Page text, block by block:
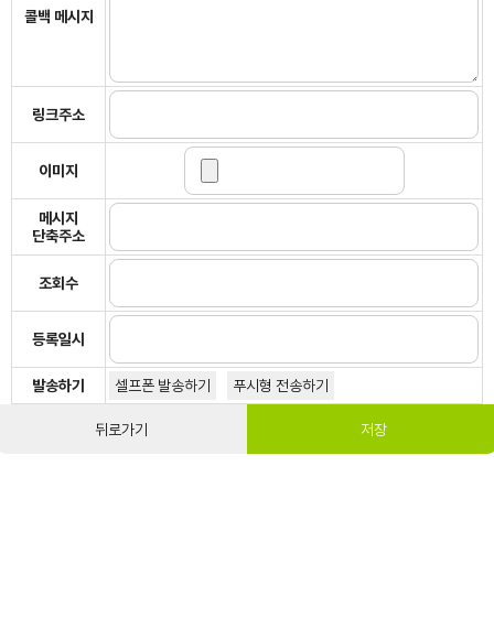
콜백 메시지
링크주소
이미지
메시지
단축주소
조회수
등록일시
발송하기 셀프폰 발송하기 푸시형 전송하기
뒤로가기 저장